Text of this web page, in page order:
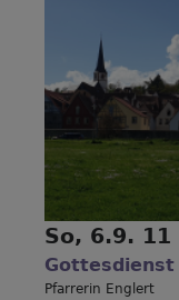
So, 6.9. 11
Gottesdienst
Pfarrerin Englert